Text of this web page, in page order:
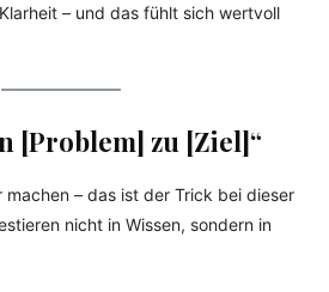
– und das fühlt sich wertvoll
[Problem] zu [Ziel]“
– das ist der Trick bei dieser
nicht in Wissen, sondern in